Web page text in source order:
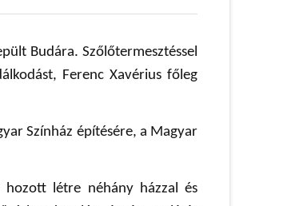
Budára. Szőlőtermesztéssel
Ferenc Xavérius főleg
Színház építésére, a Magyar
hozott létre néhány házzal és